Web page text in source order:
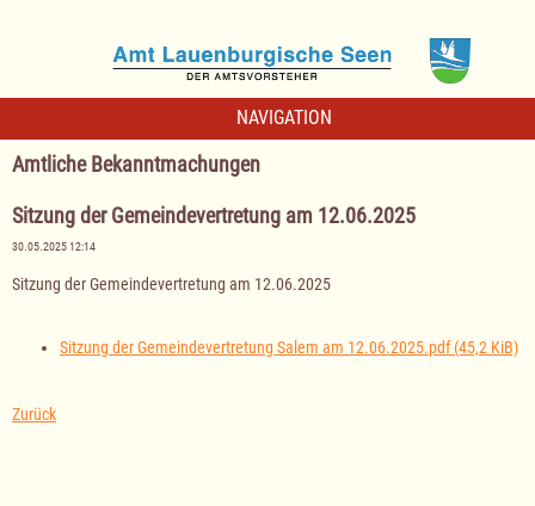
NAVIGATION
Amtliche Bekanntmachungen
Sitzung der Gemeindevertretung am 12.06.2025
30.05.2025 12:14
Sitzung der Gemeindevertretung am 12.06.2025
Sitzung der Gemeindevertretung Salem am 12.06.2025.pdf(45,2 KiB)
Zurück